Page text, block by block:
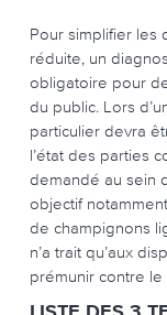
Pour simplifier les
réduite, un
obligatoire pour
du public. Lors
particulier devra
l’état des parties
demandé au sein
objectif
de champignons
n’a trait qu’aux
prémunir contre